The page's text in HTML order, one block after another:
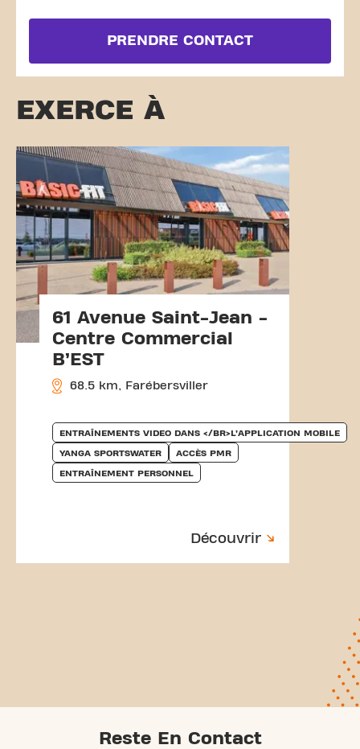
PRENDRE CONTACT
EXERCE À
61 Avenue Saint-Jean -
Centre Commercial
B’EST
68.5 km, Farébersviller
ENTRAÎNEMENTS VIDEO DANS </BR>L’APPLICATION MOBILE
YANGA SPORTSWATER ACCÈS PMR
ENTRAÎNEMENT PERSONNEL
Découvrir
Reste En Contact